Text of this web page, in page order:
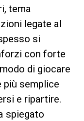
tema
legate al
si
con forte
di giocare
più semplice
e ripartire.
spiegato